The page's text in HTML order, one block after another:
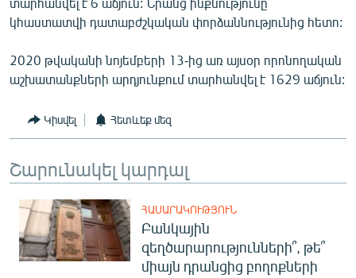
ՀԵՏԵՎԵՔ ՄԵԶ
«Ազատության» բոլոր կայքերը
կհաստատվի դատաբժշկական փորձաննությունից հետո:
2020 թվականի նոյեմբերի 13-ից առ այսօր որոնողական
աշխատանքների արդյունքում տարհանվել է 1629 աճյուն:
Կիսվել Հետևեք մեզ
Շարունակել կարդալ
ՀԱՍԱՐԱԿՈՒԹՅՈՒՆ
Բանկային
զեղծարարությունների՞, թե՞
միայն դրանցից բողոքների